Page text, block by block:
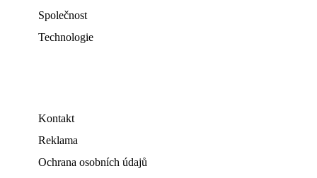
Společnost
Technologie
Kontakt
Reklama
Ochrana osobních údajů